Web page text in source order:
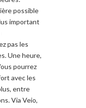
possible
important
pas les
Une heure,
pourrez
avec les
entre
Via Veio,